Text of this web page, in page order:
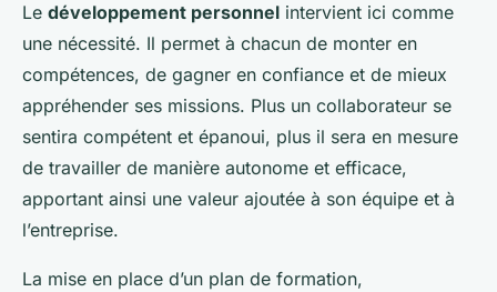
Le développement personnel intervient ici comme
une nécessité. Il permet à chacun de monter en
compétences, de gagner en confiance et de mieux
appréhender ses missions. Plus un collaborateur se
sentira compétent et épanoui, plus il sera en mesure
de travailler de manière autonome et efficace,
apportant ainsi une valeur ajoutée à son équipe et à
l’entreprise.
La mise en place d’un plan de formation,